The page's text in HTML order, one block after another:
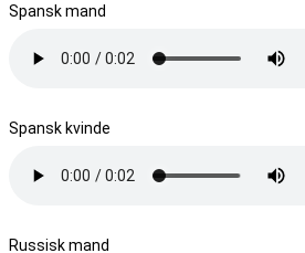
Spansk mand
Spansk kvinde
Russisk mand